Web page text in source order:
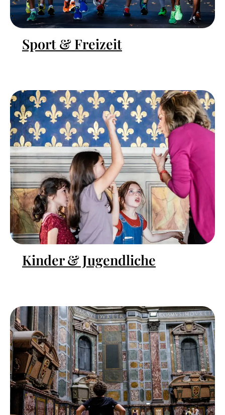
Sport & Freizeit
Kinder & Jugendliche